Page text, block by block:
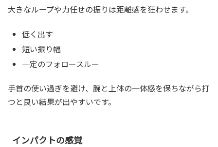
大きなループや力任せの振りは距離感を狂わせます。
低く出す
短い振り幅
一定のフォロースルー
手首の使い過ぎを避け、腕と上体の一体感を保ちながら打
つと良い結果が出やすいです。
インパクトの感覚